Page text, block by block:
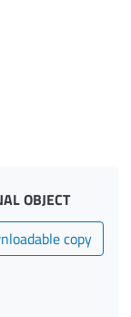
OBJECT
copy